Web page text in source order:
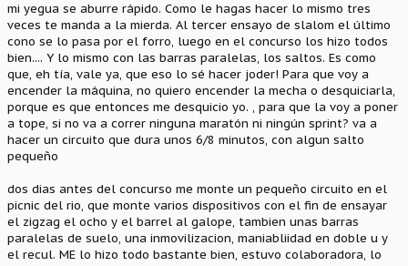
mi yegua se aburre rápido. Como le hagas hacer lo mismo tres
veces te manda a la mierda. Al tercer ensayo de slalom el último
cono se lo pasa por el forro, luego en el concurso los hizo todos
bien.... Y lo mismo con las barras paralelas, los saltos. Es como
que, eh tía, vale ya, que eso lo sé hacer joder! Para que voy a
encender la máquina, no quiero encender la mecha o desquiciarla,
porque es que entonces me desquicio yo. , para que la voy a poner
a tope, si no va a correr ninguna maratón ni ningún sprint? va a
hacer un circuito que dura unos 6/8 minutos, con algun salto
pequeño
dos dias antes del concurso me monte un pequeño circuito en el
picnic del rio, que monte varios dispositivos con el fin de ensayar
el zigzag el ocho y el barrel al galope, tambien unas barras
paralelas de suelo, una inmovilizacion, maniabliidad en doble u y
el recul. ME lo hizo todo bastante bien, estuvo colaboradora, lo